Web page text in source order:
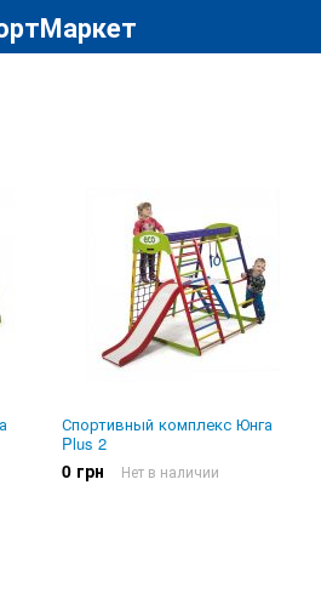
Спортивный комплекс Юнга
Plus 2
0 грн Нет в наличии